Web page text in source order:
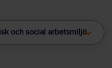
och social arbetsmiljö